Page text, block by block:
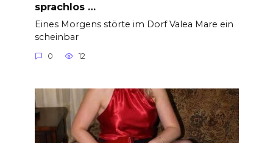
sprachlos …
Eines Morgens störte im Dorf Valea Mare ein
scheinbar
0 12